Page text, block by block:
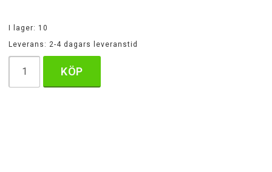
I lager: 10
Leverans: 2-4 dagars leveranstid
KÖP